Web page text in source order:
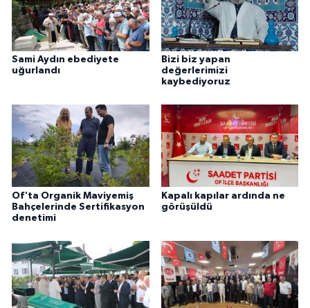
Sami Aydın ebediyete
uğurlandı
Bizi biz yapan
değerlerimizi
kaybediyoruz
Of'ta Organik Maviyemiş
Bahçelerinde Sertifikasyon
denetimi
Kapalı kapılar ardında ne
görüşüldü